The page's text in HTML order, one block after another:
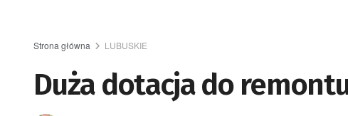
Strona główna LUBUSKIE
Duża dotacja do